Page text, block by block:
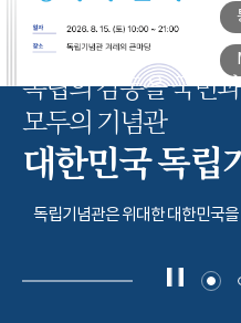
독립의 감동을 국민
모두의 기념관
대한민국 독립
독립기념관은 위대한 대한민국